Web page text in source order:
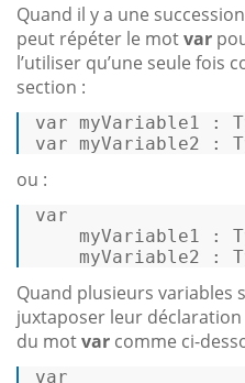
Quand il y a une
peut répéter le motvar
l’utiliser qu’une seule fois
section :
var
var myVariable2 :
ou :
var
myVariable1 :
myVariable2 :
Quand plusieurs variables
juxtaposer leur
du motvar comme ci-
var